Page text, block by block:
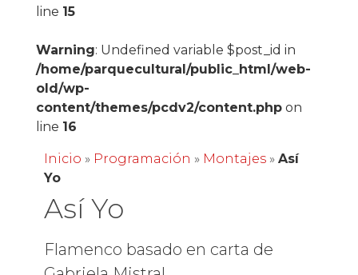
line 15
Warning: Undefined variable $post_id in
/home/parquecultural/public_html/web-
old/wp-
content/themes/pcdv2/content.phpon
line 16
Inicio » Programación » Montajes» Así
Yo
Así Yo
Flamenco basado en carta de